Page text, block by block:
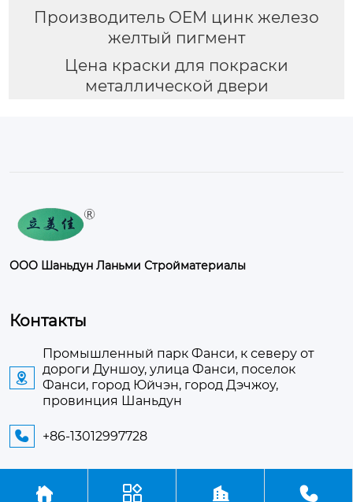
Производитель OEM цинк железо
желтый пигмент
Цена краски для покраски
металлической двери
ООО Шаньдун Ланьми Стройматериалы
Контакты

Промышленный парк Фанси, к северу от
дороги Дуншоу, улица Фанси, поселок
Фанси, город Юйчэн, город Дэчжоу,
провинция Шаньдун
 +86-13012997728
   